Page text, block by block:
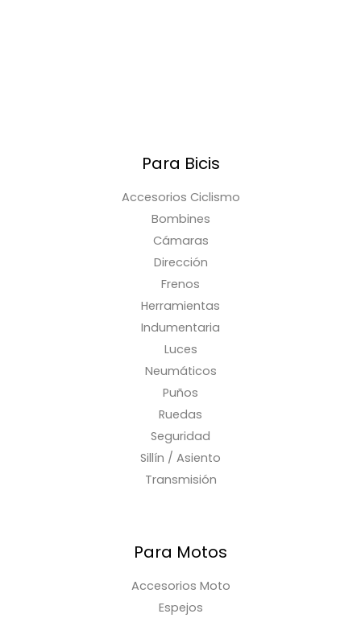
Para Bicis
Accesorios Ciclismo
Bombines
Cámaras
Dirección
Frenos
Herramientas
Indumentaria
Luces
Neumáticos
Puños
Ruedas
Seguridad
Sillín / Asiento
Transmisión
Para Motos
Accesorios Moto
Espejos